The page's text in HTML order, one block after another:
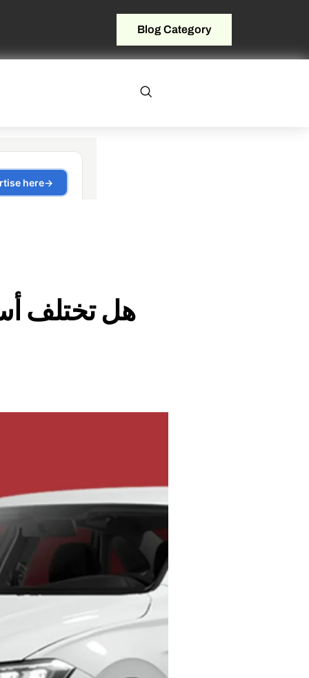
Blog Category
هل تختلف